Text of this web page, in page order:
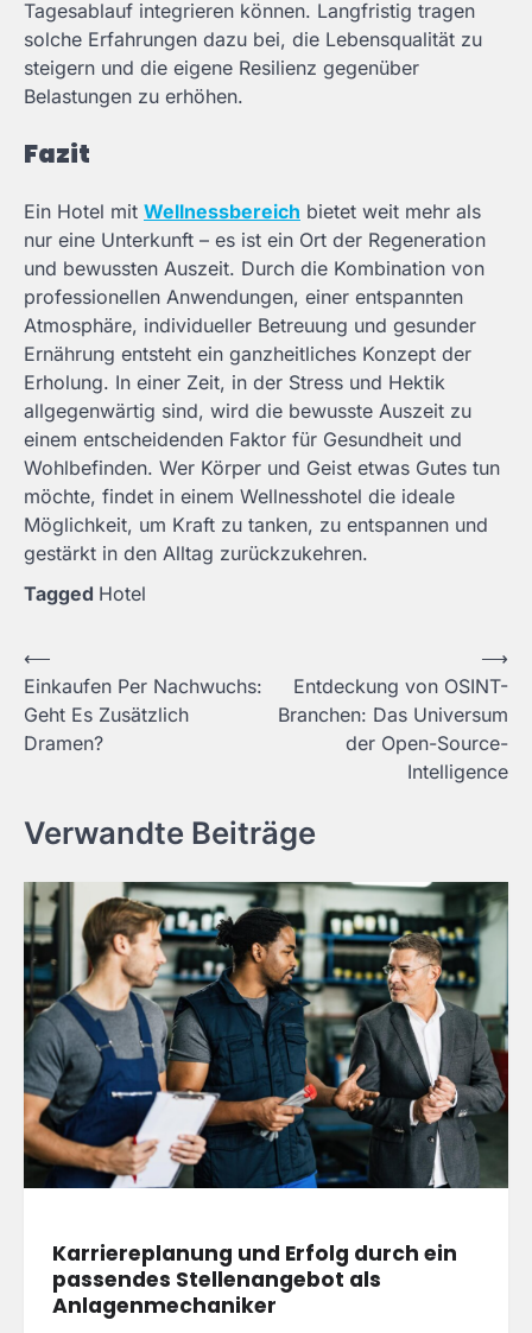
Tagesablauf integrieren können. Langfristig tragen
solche Erfahrungen dazu bei, die Lebensqualität zu
steigern und die eigene Resilienz gegenüber
Belastungen zu erhöhen.
Fazit
Ein Hotel mit Wellnessbereich bietet weit mehr als
nur eine Unterkunft – es ist ein Ort der Regeneration
und bewussten Auszeit. Durch die Kombination von
professionellen Anwendungen, einer entspannten
Atmosphäre, individueller Betreuung und gesunder
Ernährung entsteht ein ganzheitliches Konzept der
Erholung. In einer Zeit, in der Stress und Hektik
allgegenwärtig sind, wird die bewusste Auszeit zu
einem entscheidenden Faktor für Gesundheit und
Wohlbefinden. Wer Körper und Geist etwas Gutes tun
möchte, findet in einem Wellnesshotel die ideale
Möglichkeit, um Kraft zu tanken, zu entspannen und
gestärkt in den Alltag zurückzukehren.
Tagged Hotel
Post
navigation
⟵
Einkaufen Per Nachwuchs:
Geht Es Zusätzlich
Dramen?
Entdeckung von OSINT-
Branchen: Das Universum
der Open-Source-
Intelligence
⟶
Verwandte Beiträge
Karriereplanung und Erfolg durch ein
passendes Stellenangebot als
Anlagenmechaniker